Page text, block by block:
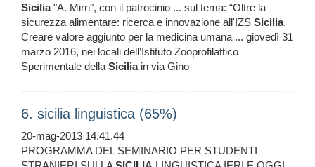
Sicilia"A. Mirri", con il patrocinio ... sul tema: “Oltre la
sicurezza alimentare: ricerca e innovazione all'IZS Sicilia.
Creare valore aggiunto per la medicina umana ... giovedì 31
marzo 2016, nei locali dell’Istituto Zooprofilattico
Sperimentale dellaSiciliain via Gino
6. sicilia linguistica (65%)
20-mag-2013 14.41.44
PROGRAMMA DEL SEMINARIO PER STUDENTI